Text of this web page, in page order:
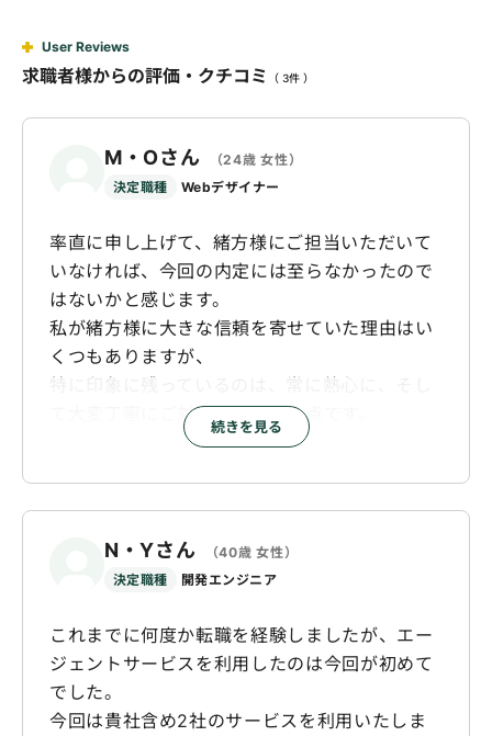
User Reviews
求職者様からの評価・クチコミ （ 3件 ）
M・Oさん
（24歳 女性）
決定職種
Webデザイナー
率直に申し上げて、緒方様にご担当いただいて
いなければ、今回の内定には至らなかったので
はないかと感じます。
私が緒方様に大きな信頼を寄せていた理由はい
くつもありますが、
て大変丁寧にご対応いただいた点です。
自分の状況や気持ちの変化まで丁寧に汲み取っ
ていただくことが難しい場面もありました。
て、常に親身にお話を聞いてくださいました。
また、ワークポート様経由ではない自己応募の
選考についても、危ない橋を渡りそうな場面で
は、注意喚起をしてくださることもありまし
続きを見る
N・Yさん
（40歳 女性）
決定職種
開発エンジニア
これまでに何度か転職を経験しましたが、エー
ジェントサービスを利用したのは今回が初めて
でした。
今回は貴社含め2社のサービスを利用いたしま